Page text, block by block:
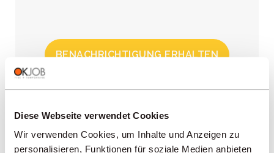
Diese Webseite verwendet Cookies
Wir verwenden Cookies, um Inhalte und Anzeigen zu
personalisieren, Funktionen für soziale Medien anbieten
BENACHRICHTIGUNG ERHALTEN
REGIONEN